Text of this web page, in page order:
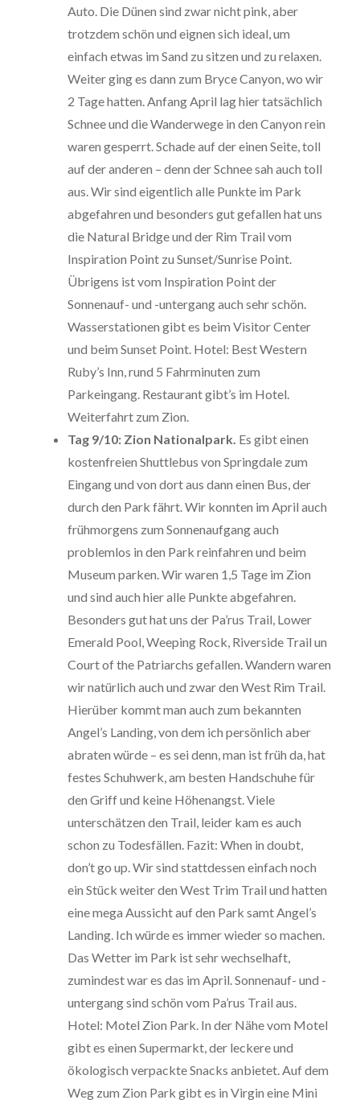
Auto. Die Dünen sind zwar nicht pink, aber
trotzdem schön und eignen sich ideal, um
einfach etwas im Sand zu sitzen und zu relaxen.
Weiter ging es dann zum Bryce Canyon, wo wir
2 Tage hatten. Anfang April lag hier tatsächlich
Schnee und die Wanderwege in den Canyon rein
waren gesperrt. Schade auf der einen Seite, toll
auf der anderen – denn der Schnee sah auch toll
aus. Wir sind eigentlich alle Punkte im Park
abgefahren und besonders gut gefallen hat uns
die Natural Bridge und der Rim Trail vom
Inspiration Point zu Sunset/Sunrise Point.
Übrigens ist vom Inspiration Point der
Sonnenauf- und -untergang auch sehr schön.
Wasserstationen gibt es beim Visitor Center
und beim Sunset Point. Hotel: Best Western
Ruby’s Inn, rund 5 Fahrminuten zum
Parkeingang. Restaurant gibt’s im Hotel.
Weiterfahrt zum Zion.
Tag 9/10: Zion Nationalpark. Es gibt einen
kostenfreien Shuttlebus von Springdale zum
Eingang und von dort aus dann einen Bus, der
durch den Park fährt. Wir konnten im April auch
frühmorgens zum Sonnenaufgang auch
problemlos in den Park reinfahren und beim
Museum parken. Wir waren 1,5 Tage im Zion
und sind auch hier alle Punkte abgefahren.
Besonders gut hat uns der Pa’rus Trail, Lower
Emerald Pool, Weeping Rock, Riverside Trail un
Court of the Patriarchs gefallen. Wandern waren
wir natürlich auch und zwar den West Rim Trail.
Hierüber kommt man auch zum bekannten
Angel’s Landing, von dem ich persönlich aber
abraten würde – es sei denn, man ist früh da, hat
festes Schuhwerk, am besten Handschuhe für
den Griff und keine Höhenangst. Viele
unterschätzen den Trail, leider kam es auch
schon zu Todesfällen. Fazit: When in doubt,
don’t go up. Wir sind stattdessen einfach noch
ein Stück weiter den West Trim Trail und hatten
eine mega Aussicht auf den Park samt Angel’s
Landing. Ich würde es immer wieder so machen.
Das Wetter im Park ist sehr wechselhaft,
zumindest war es das im April. Sonnenauf- und -
untergang sind schön vom Pa’rus Trail aus.
Hotel: Motel Zion Park. In der Nähe vom Motel
gibt es einen Supermarkt, der leckere und
ökologisch verpackte Snacks anbietet. Auf dem
Weg zum Zion Park gibt es in Virgin eine Mini